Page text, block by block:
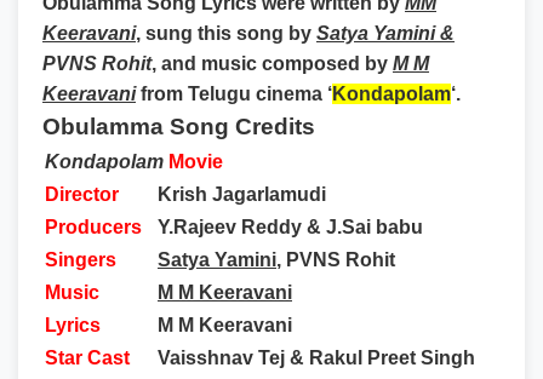
Keeravani, sung this song by Satya Yamini &
PVNS Rohit, and music composed by M M
Keeravanifrom Telugu cinema ‘Kondapolam‘.
Obulamma Song Credits
Kondapolam Movie
Director
Krish Jagarlamudi
Producers
Y.Rajeev Reddy & J.Sai babu
Singers
Satya Yamini, PVNS Rohit
Music
M M Keeravani
Lyrics
M M Keeravani
Star Cast
Vaisshnav Tej & Rakul Preet Singh